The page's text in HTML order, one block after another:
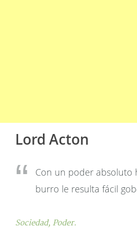
Lord Acton
Con un poder absoluto
burro le resulta fácil
Sociedad, Poder.